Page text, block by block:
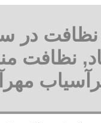
در
نظافت